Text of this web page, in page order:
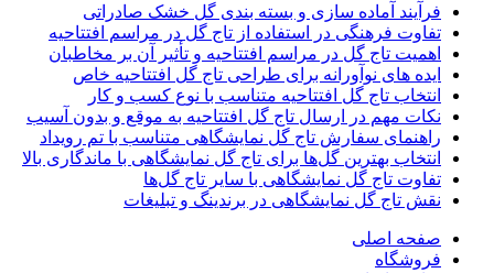
فرآیند آماده سازی و بسته بندی گل خشک صادراتی
تفاوت‌ فرهنگی در استفاده از تاج گل در مراسم افتتاحیه
اهمیت تاج گل در مراسم افتتاحیه و تأثیر آن بر مخاطبان
ایده های نوآورانه برای طراحی تاج گل افتتاحیه خاص
انتخاب تاج گل افتتاحیه متناسب با نوع کسب و کار
نکات مهم در ارسال تاج گل افتتاحیه به موقع و بدون آسیب
راهنمای سفارش تاج گل نمایشگاهی متناسب با تم رویداد
انتخاب بهترین گل‌ها برای تاج گل‌ نمایشگاهی با ماندگاری بالا
تفاوت‌ تاج گل‌ نمایشگاهی با سایر تاج گل‌ها
نقش تاج گل‌ نمایشگاهی در برندینگ و تبلیغات
صفحه اصلی
فروشگاه